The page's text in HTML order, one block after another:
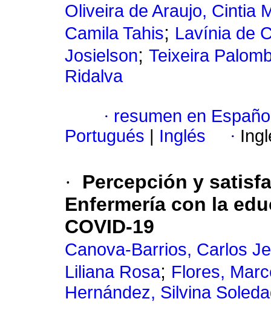
Oliveira de Araujo, Cintia
Camila Tahis; Lavínia de
Josielson; Teixeira
Ridalva
· resumen en
Portugués
Inglés ·
·
Percepción y
Enfermería con la
COVID-19
Canova-Barrios, Carlos
Liliana Rosa; Flores,
Hernández, Silvina